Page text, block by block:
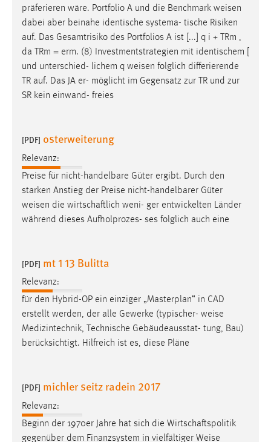
präferieren wäre. Portfolio A und die Benchmark weisen
dabei aber beinahe identische systema- tische Risiken
auf. Das Gesamtrisiko des Portfolios A ist [...] q i + TRm ,
da TRm = erm. (8) Investmentstrategien mit identischem [
und unterschied- lichem q weisen folglich differierende
TR auf. Das JA er- möglicht im Gegensatz zur TR und zur
SR kein einwand- freies
[PDF] osterweiterung
Relevanz:
Preise für nicht-handelbare Güter ergibt. Durch den
starken Anstieg der Preise nicht-handelbarer Güter
weisen die wirtschaftlich weni- ger entwickelten Länder
während dieses Aufholprozes- ses folglich auch eine
[PDF] mt 1 13 Bulitta
Relevanz:
für den Hybrid-OP ein einziger „Masterplan“ in CAD
erstellt werden, der alle Gewerke (typischer- weise
Medizintechnik, Technische Gebäudeausstat- tung, Bau)
berücksichtigt. Hilfreich ist es, diese Pläne
[PDF] michler seitz radein 2017
Relevanz:
Beginn der 1970er Jahre hat sich die Wirtschaftspolitik
gegenüber dem Finanzsystem in vielfältiger Weise